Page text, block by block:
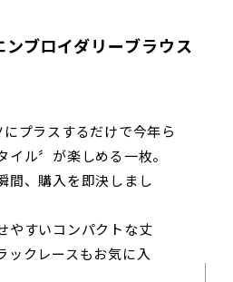
ブロイダリーブラウス
プラスするだけで今年ら
イル〞が楽しめる一枚。
間、購入を即決しまし
やすいコンパクトな丈
ックレースもお気に入